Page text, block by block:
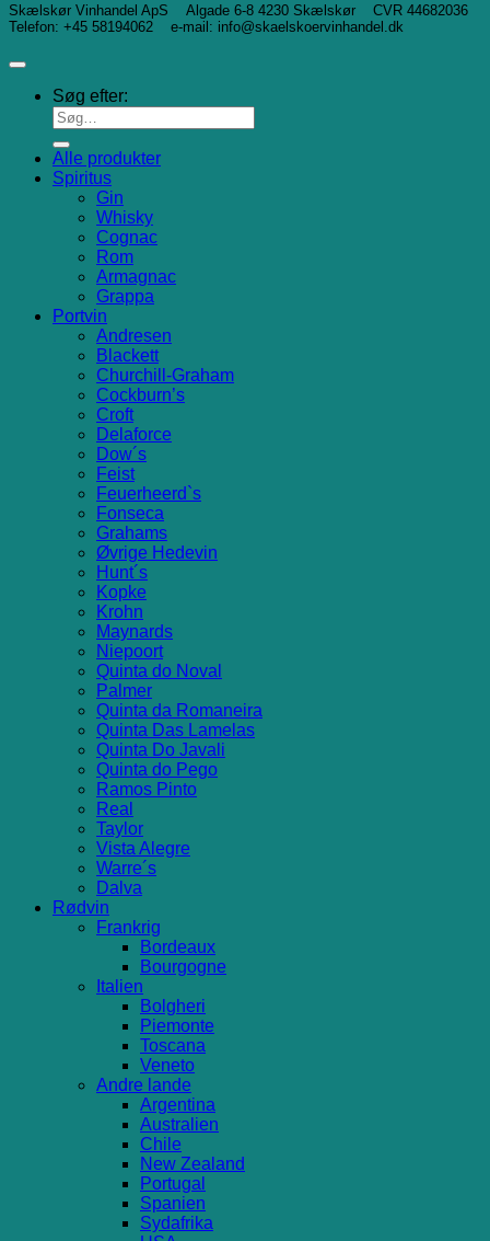
Skælskør Vinhandel ApS Algade 6-8 4230 Skælskør CVR 44682036
Telefon: +45 58194062 e-mail: info@skaelskoervinhandel.dk
Søg efter:
Alle produkter
Spiritus
Gin
Whisky
Cognac
Rom
Armagnac
Grappa
Portvin
Andresen
Blackett
Churchill-Graham
Cockburn’s
Croft
Delaforce
Dow´s
Feist
Feuerheerd`s
Fonseca
Grahams
Øvrige Hedevin
Hunt´s
Kopke
Krohn
Maynards
Niepoort
Quinta do Noval
Palmer
Quinta da Romaneira
Quinta Das Lamelas
Quinta Do Javali
Quinta do Pego
Ramos Pinto
Real
Taylor
Vista Alegre
Warre´s
Dalva
Rødvin
Frankrig
Bordeaux
Bourgogne
Italien
Bolgheri
Piemonte
Toscana
Veneto
Andre lande
Argentina
Australien
Chile
New Zealand
Portugal
Spanien
Sydafrika